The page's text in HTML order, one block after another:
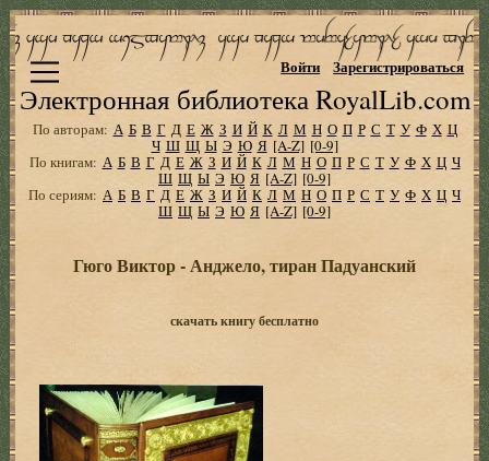
Электронная библиотека RoyalLib.com
Войти Зарегистрироваться
По авторам: А Б В Г Д Е Ж З И Й К Л М Н О П Р С Т У Ф Х Ц
Ч Ш Щ Ы Э Ю Я [A-Z] [0-9]
По книгам: А Б В Г Д Е Ж З И Й К Л М Н О П Р С Т У Ф Х Ц Ч
Ш Щ Ы Э Ю Я [A-Z] [0-9]
По сериям: А Б В Г Д Е Ж З И Й К Л М Н О П Р С Т У Ф Х Ц Ч
Ш Щ Ы Э Ю Я [A-Z] [0-9]
Гюго Виктор - Анджело, тиран Падуанский
скачать книгу бесплатно